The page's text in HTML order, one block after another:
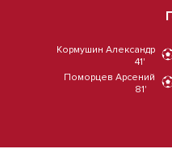
Кормушин Александр
41'
Поморцев Арсений
81'